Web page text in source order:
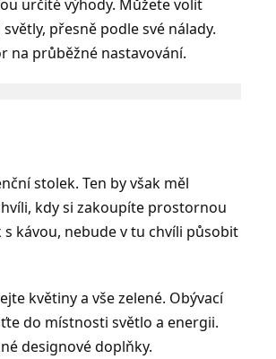
určité výhody. Můžete volit
přesně podle své nálady.
na průběžné nastavování.
stolek. Ten by však měl
kdy si zakoupíte prostornou
kávou, nebude v tu chvíli působit
květiny a vše zelené. Obývací
do místnosti světlo a energii.
designové doplňky.